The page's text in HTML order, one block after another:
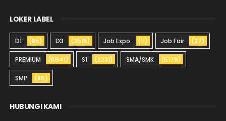
LOKER LABEL
D1 (85) D3 (2515) Job Expo (11) Job Fair (27)
PREMIUM (6641) S1 (2231) SMA/SMK (5179)
SMP (85)
HUBUNGI KAMI